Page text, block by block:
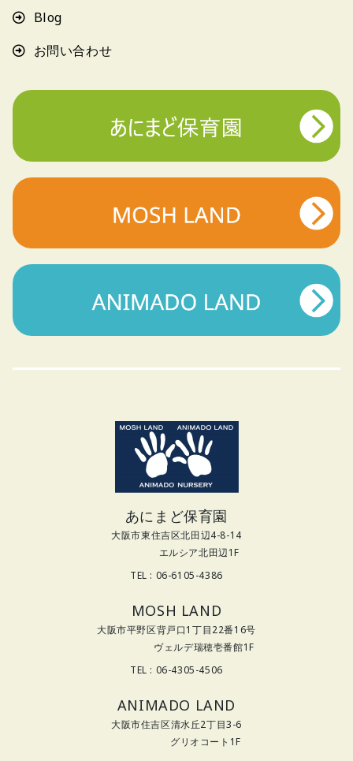
Blog
お問い合わせ
あにまど保育園
大阪市東住吉区北田辺4-8-14
エルシア北田辺1F
TEL : 06-6105-4386
MOSH LAND
大阪市平野区背戸口1丁目22番16号
ヴェルデ瑞穂壱番館1F
TEL : 06-4305-4506
ANIMADO LAND
大阪市住吉区清水丘2丁目3-6
グリオコート1F